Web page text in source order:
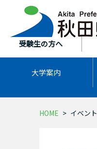
受験生の方へ
大学案内
HOME イベント